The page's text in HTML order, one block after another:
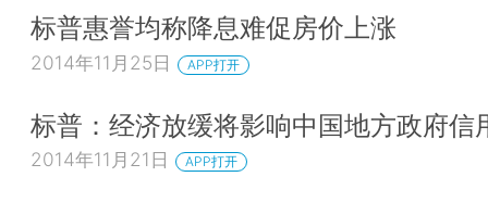
标普惠誉均称降息难促房价上涨
2014年11月25日 APP打开
标普：经济放缓将影响中国地方政府信
2014年11月21日 APP打开